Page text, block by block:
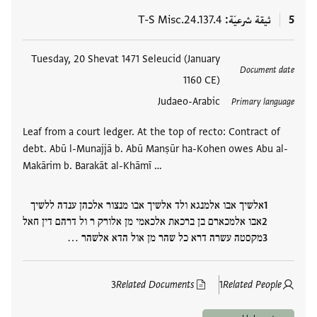
5 ثيقة شرعيّة T-S Misc.24.137.4
Document date
Tuesday, 20 Shevat 1471 Seleucid (January
1160 CE)
Primary language
Judaeo-Arabic
Leaf from a court ledger. At the top of recto: Contract of
debt. Abū l-Munajjā b. Abū Manṣūr ha-Kohen owes Abu al-
Makārim b. Barakāt al-Khāmī …
אלשיך אבו אלמנגא ולד אלשיך אבו מנצור אלכהן ענדה ללשיך
אבו אלמכארם בן ברכאת אלכאמי מן אלורק ר ול דרהם דין חאל
מקסטה עשרה דרא כל שהר מן אול הדא אלשהר …
Related People
1
Related Documents
3